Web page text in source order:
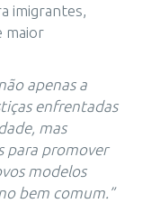
imigrantes,
maior
apenas a
enfrentadas
mas
para promover
modelos
bem comum.”